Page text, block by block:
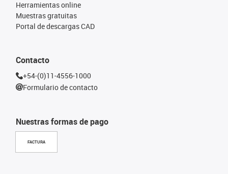
Nuestras formas de pago
FACTURA
Herramientas online
Muestras gratuitas
Portal de descargas CAD
Contacto
+54-(0)11-4556-1000
Formulario de contacto